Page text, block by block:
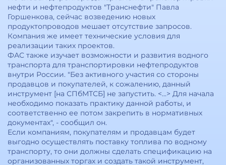
нефти и нефтепродуктов "Транснефти" Павла
Горшенкова, сейчас возведению новых
продуктопроводов мешает отсутствие запросов.
Компания же имеет технические условия для
реализации таких проектов.
ФАС также изучает возможности и развития водного
транспорта для транспортировки нефтепродуктов
внутри России. "Без активного участия со стороны
продавцов и покупателей, к сожалению, данный
инструмент [на СПбМТСБ] не запустить. <...> Для начала
необходимо показать практику данной работы, и
соответственно ее потом закрепить в нормативных
документах", - сообщил он.
Если компаниям, покупателям и продавцам будет
выгодно осуществлять поставку топлива по водному
транспорту, то они должны сделать спецификацию на
организованных торгах и создать такой инструмент,